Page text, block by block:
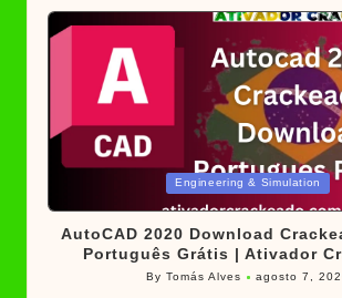
Engineering & Simulation
AutoCAD 2020 Download
Português Grátis | Ativador
Posted
ByTomás Alves agosto 7,